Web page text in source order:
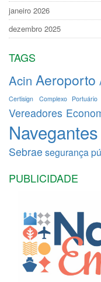
janeiro 2026
dezembro 2025
TAGS
Acin Aeroporto
Certisign Complexo Portuário
Vereadores
Navegantes
Sebrae segurança
PUBLICIDADE